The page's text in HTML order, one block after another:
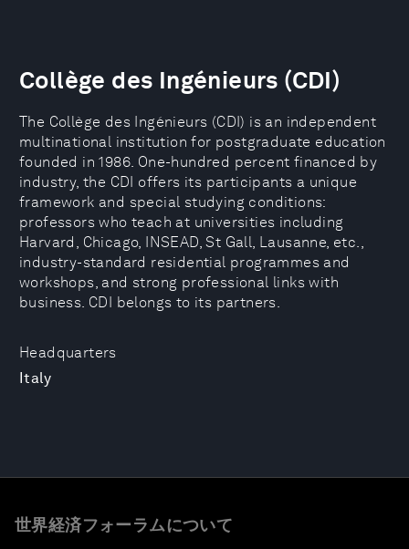
Headquarters
Italy
Collège des Ingénieurs (CDI)
The Collège des Ingénieurs (CDI) is an independent
multinational institution for postgraduate education
founded in 1986. One-hundred percent financed by
industry, the CDI offers its participants a unique
framework and special studying conditions:
professors who teach at universities including
Harvard, Chicago, INSEAD, St Gall, Lausanne, etc.,
industry-standard residential programmes and
workshops, and strong professional links with
business. CDI belongs to its partners.
世界経済フォーラムについて